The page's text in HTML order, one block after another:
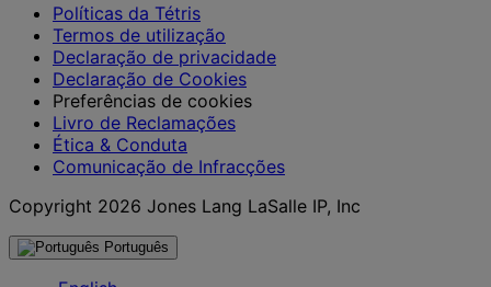
Políticas da Tétris
Termos de utilização
Declaração de privacidade
Declaração de Cookies
Preferências de cookies
Livro de Reclamações
Ética & Conduta
Comunicação de Infracções
Copyright 2026 Jones Lang LaSalle IP, Inc
Português